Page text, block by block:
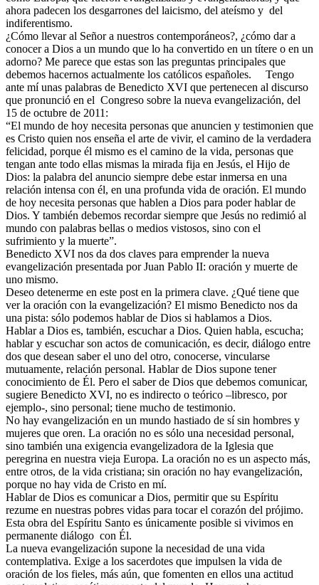
ahora padecen los desgarrones del laicismo, del ateísmo y del
indiferentismo.
¿Cómo llevar al Señor a nuestros contemporáneos?, ¿cómo dar a
conocer a Dios a un mundo que lo ha convertido en un títere o en un
adorno? Me parece que estas son las preguntas principales que
debemos hacernos actualmente los católicos españoles. Tengo
ante mí unas palabras de Benedicto XVI que pertenecen al discurso
que pronunció en el Congreso sobre la nueva evangelización, del
15 de octubre de 2011:
“El mundo de hoy necesita personas que anuncien y testimonien que
es Cristo quien nos enseña el arte de vivir, el camino de la verdadera
felicidad, porque él mismo es el camino de la vida, personas que
tengan ante todo ellas mismas la mirada fija en Jesús, el Hijo de
Dios: la palabra del anuncio siempre debe estar inmersa en una
relación intensa con él, en una profunda vida de oración. El mundo
de hoy necesita personas que hablen a Dios para poder hablar de
Dios. Y también debemos recordar siempre que Jesús no redimió al
mundo con palabras bellas o medios vistosos, sino con el
sufrimiento y la muerte”.
Benedicto XVI nos da dos claves para emprender la nueva
evangelización presentada por Juan Pablo II: oración y muerte de
uno mismo.
Deseo detenerme en este post en la primera clave. ¿Qué tiene que
ver la oración con la evangelización? El mismo Benedicto nos da
una pista: sólo podemos hablar de Dios si hablamos a Dios.
Hablar a Dios es, también, escuchar a Dios. Quien habla, escucha;
hablar y escuchar son actos de comunicación, es decir, diálogo entre
dos que desean saber el uno del otro, conocerse, vincularse
mutuamente, relación personal. Hablar de Dios supone tener
conocimiento de Él. Pero el saber de Dios que debemos comunicar,
sugiere Benedicto XVI, no es indirecto o teórico –libresco, por
ejemplo-, sino personal; tiene mucho de testimonio.
No hay evangelización en un mundo hastiado de sí sin hombres y
mujeres que oren. La oración no es sólo una necesidad personal,
sino también una exigencia evangelizadora de la Iglesia que
peregrina en nuestra vieja Europa. La oración no es un aspecto más,
entre otros, de la vida cristiana; sin oración no hay evangelización,
porque no hay vida de Cristo en mí.
Hablar de Dios es comunicar a Dios, permitir que su Espíritu
rezume en nuestras pobres vidas para tocar el corazón del prójimo.
Esta obra del Espíritu Santo es únicamente posible si vivimos en
permanente diálogo con Él.
La nueva evangelización supone la necesidad de una vida
contemplativa. Exige a los sacerdotes que impulsen la vida de
oración de los fieles, más aún, que fomenten en ellos una actitud